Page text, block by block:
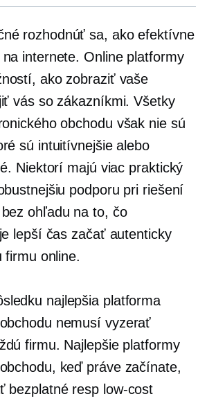
rozhodnúť sa, ako efektívne
internete. Online platformy
ako zobraziť vaše
vás so zákazníkmi. Všetky
obchodu však nie sú
sú intuitívnejšie alebo
Niektorí majú viac praktický
podporu pri riešení
ohľadu na to, čo
lepší čas začať autenticky
firmu online.
najlepšia platforma
nemusí vyzerať
firmu. Najlepšie platformy
keď práve začínate,
bezplatné resp low-cost